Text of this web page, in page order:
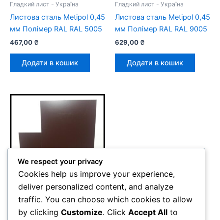
Гладкий лист - Україна
Листова сталь Metipol 0,45
мм Полімер RAL RAL 5005
467,00 ₴
Додати в кошик
Гладкий лист - Україна
Листова сталь Metipol 0,45
мм Полімер RAL RAL 9005
629,00 ₴
Додати в кошик
Гладкий лист - Україна
RAL 8017 – листова сталь
We respect your privacy
Cookies help us improve your experience,
deliver personalized content, and analyze
traffic. You can choose which cookies to allow
by clicking Customize. Click Accept All to